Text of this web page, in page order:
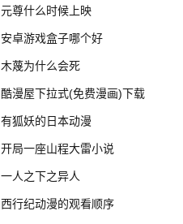
元尊什么时候上映
安卓游戏盒子哪个好
木蔑为什么会死
酷漫屋下拉式(免费漫画)下载
有狐妖的日本动漫
开局一座山程大雷小说
一人之下之异人
西行纪动漫的观看顺序